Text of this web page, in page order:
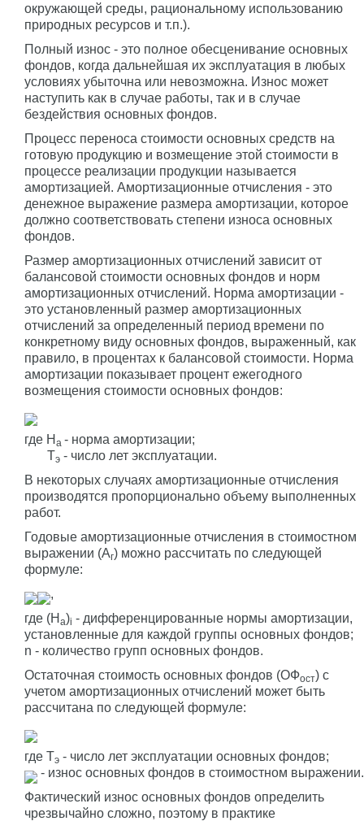
окружающей среды, рациональному использованию
природных ресурсов и т.п.).
Полный износ - это полное обесценивание основных
фондов, когда дальнейшая их эксплуатация в любых
условиях убыточна или невозможна. Износ может
наступить как в случае работы, так и в случае
бездействия основных фондов.
Процесс переноса стоимости основных средств на
готовую продукцию и возмещение этой стоимости в
процессе реализации продукции называется
амортизацией. Амортизационные отчисления - это
денежное выражение размера амортизации, которое
должно соответствовать степени износа основных
фондов.
Размер амортизационных отчислений зависит от
балансовой стоимости основных фондов и норм
амортизационных отчислений. Норма амортизации -
это установленный размер амортизационных
отчислений за определенный период времени по
конкретному виду основных фондов, выраженный, как
правило, в процентах к балансовой стоимости. Норма
амортизации показывает процент ежегодного
возмещения стоимости основных фондов:
где Н а - норма амортизации;
Тэ - число лет эксплуатации.
В некоторых случаях амортизационные отчисления
производятся пропорционально объему выполненных
работ.
Годовые амортизационные отчисления в стоимостном
выражении (Аг) можно рассчитать по следующей
формуле:
,
где (Н а)i - дифференцированные нормы амортизации,
установленные для каждой группы основных фондов;
n - количество групп основных фондов.
Остаточная стоимость основных фондов (ОФост) с
учетом амортизационных отчислений может быть
рассчитана по следующей формуле:
где Тэ - число лет эксплуатации основных фондов;
- износ основных фондов в стоимостном выражении.
Фактический износ основных фондов определить
чрезвычайно сложно, поэтому в практике